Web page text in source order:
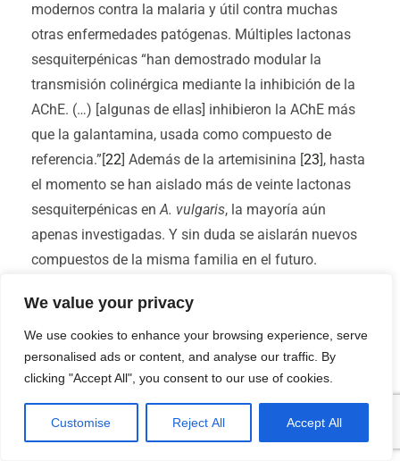
We value your privacy
We use cookies to enhance your browsing experience, serve
personalised ads or content, and analyse our traffic. By
clicking "Accept All", you consent to our use of cookies.
Customise Reject All Accept All
modernos contra la malaria y útil contra muchas
otras enfermedades patógenas. Múltiples lactonas
sesquiterpénicas “han demostrado modular la
transmisión colinérgica mediante la inhibición de la
AChE. (…) [algunas de ellas] inhibieron la AChE más
que la galantamina, usada como compuesto de
referencia.”[22] Además de la artemisinina [23], hasta
el momento se han aislado más de veinte lactonas
sesquiterpénicas enA. vulgaris, la mayoría aún
apenas investigadas. Y sin duda se aislarán nuevos
compuestos de la misma familia en el futuro.
compuestos fitoquímicos en
con sus propiedades físico-químicas particulares.
Sería el momento de recordar que, de acuerdo con
muchos testimonios, diferentes métodos de
administración de la artemisa pueden tener un
impacto cualitativamente distinto en la fisiología del